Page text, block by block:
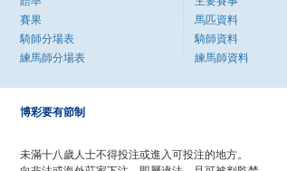
賽果
騎師分場表
練馬師分場表
馬匹資料
騎師資料
練馬師資料
博彩要有節制
未滿十八歲人士不得投注或進入可投注的地方。